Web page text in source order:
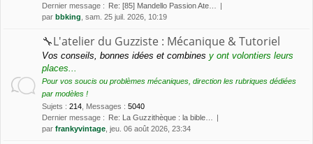
Dernier message : Re: [85] Mandello Passion Ate…
par bbking , sam. 25 juil. 2026, 10:19
🔧L'atelier du Guzziste : Mécanique & Tutoriel
Vos conseils, bonnes idées et combines y ont volontiers leurs
places...
Pour vos soucis ou problèmes mécaniques, direction les rubriques dédiées
par modèles !
Sujets : 214 Messages : 5040
Dernier message : Re: La Guzzithèque : la bible…
par frankyvintage , jeu. 06 août 2026, 23:34